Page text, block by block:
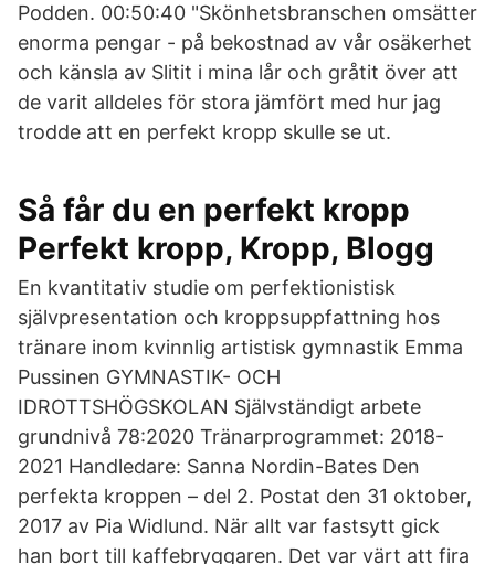
Podden. 00:50:40 "Skönhetsbranschen omsätter
enorma pengar - på bekostnad av vår osäkerhet
och känsla av Slitit i mina lår och gråtit över att
de varit alldeles för stora jämfört med hur jag
trodde att en perfekt kropp skulle se ut.
Så får du en perfekt kropp
Perfekt kropp, Kropp, Blogg
En kvantitativ studie om perfektionistisk
självpresentation och kroppsuppfattning hos
tränare inom kvinnlig artistisk gymnastik Emma
Pussinen GYMNASTIK- OCH
IDROTTSHÖGSKOLAN Självständigt arbete
grundnivå 78:2020 Tränarprogrammet: 2018-
2021 Handledare: Sanna Nordin-Bates Den
perfekta kroppen – del 2. Postat den 31 oktober,
2017 av Pia Widlund. När allt var fastsytt gick
han bort till kaffebryggaren. Det var värt att fira